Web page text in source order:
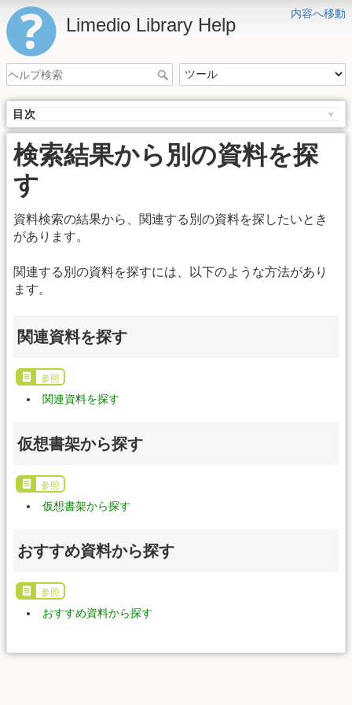
内容へ移動
Limedio Library Help
目次
検索結果から別の資料を探
す
資料検索の結果から、関連する別の資料を探したいとき
があります。
関連する別の資料を探すには、以下のような方法があり
ます。
関連資料を探す
参照
関連資料を探す
仮想書架から探す
参照
仮想書架から探す
おすすめ資料から探す
参照
おすすめ資料から探す